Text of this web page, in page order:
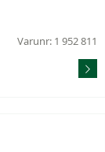
Varunr: 1 952 811